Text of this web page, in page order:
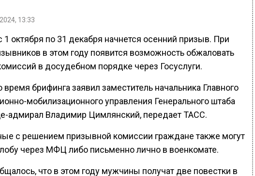
13:33
1 октября по 31 декабря начнется осенний призыв. При
в этом году появится возможность обжаловать
в досудебном порядке через Госуслуги.
время брифинга заявил заместитель начальника Главного
мобилизационного управления Генерального штаба
адмирал Владимир Цимлянский, передает ТАСС.
с решением призывной комиссии граждане также могут
через МФЦ либо письменно лично в военкомате.
что в этом году мужчины получат две повестки в